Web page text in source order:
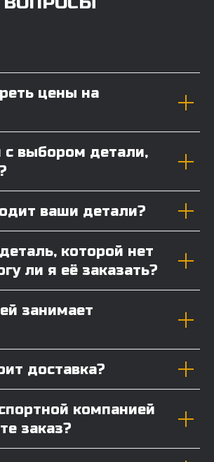
цены на
с выбором детали,
ваши детали?
которой нет
ли я её заказать?
занимает
доставка?
компанией
заказ?